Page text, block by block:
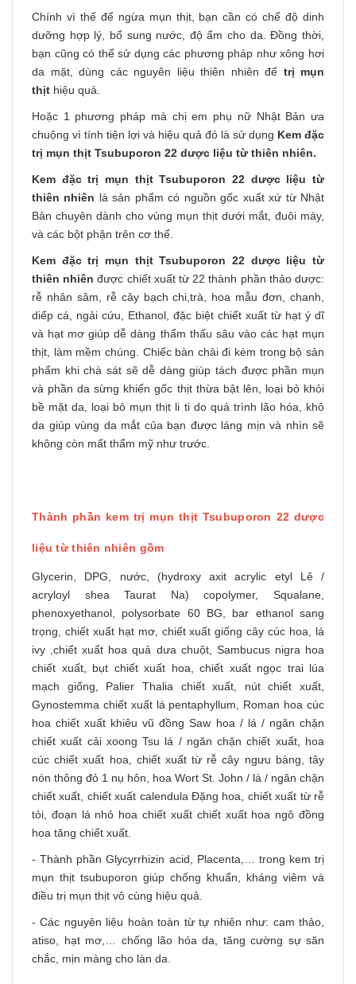
Chính vì thế để ngừa mụn thịt, bạn cần có chế độ dinh
dưỡng hợp lý, bổ sung nước, độ ẩm cho da. Đồng thời,
bạn cũng có thể sử dụng các phương pháp như xông hơi
da mặt, dùng các nguyên liệu thiên nhiên để trị mụn
thịt hiệu quả.
Hoặc 1 phương pháp mà chị em phụ nữ Nhật Bản ưa
chuộng vì tính tiện lợi và hiệu quả đó là sử dụng Kem đặc
trị mụn thịt Tsubuporon 22 dược liệu từ thiên nhiên.
Kem đặc trị mụn thịt Tsubuporon 22 dược liệu từ
thiên nhiên là sản phẩm có nguồn gốc xuất xứ từ Nhật
Bản chuyên dành cho vùng mụn thịt dưới mắt, đuôi mày,
và các bột phận trên cơ thể.
Kem đặc trị mụn thịt Tsubuporon 22 dược liệu từ
thiên nhiênđược chiết xuất từ 22 thành phần thảo dược:
rễ nhân sâm, rễ cây bạch chi,trà, hoa mẫu đơn, chanh,
diếp cá, ngải cứu, Ethanol, đặc biệt chiết xuất từ hạt ý dĩ
và hạt mơ giúp dễ dàng thẩm thấu sâu vào các hạt mụn
thịt, làm mềm chúng. Chiếc bàn chải đi kèm trong bộ sản
phẩm khi chà sát sẽ dễ dàng giúp tách được phần mụn
và phần da sừng khiến gốc thịt thừa bật lên, loại bỏ khỏi
bề mặt da, loại bỏ mụn thịt li ti do quá trình lão hóa, khô
da giúp vùng da mắt của bạn được láng mịn và nhìn sẽ
không còn mất thẩm mỹ như trước.
Thành phần kem trị mụn thịt Tsubuporon 22 dược
liệu từ thiên nhiên gồm
Glycerin, DPG, nước, (hydroxy axit acrylic etyl Lê /
acryloyl shea Taurat Na) copolymer, Squalane,
phenoxyethanol, polysorbate 60 BG, bar ethanol sang
trọng, chiết xuất hạt mơ, chiết xuất giống cây cúc hoa, lá
ivy ,chiết xuất hoa quả dưa chuột, Sambucus nigra hoa
chiết xuất, bụt chiết xuất hoa, chiết xuất ngọc trai lúa
mạch giống, Palier Thalia chiết xuất, nút chiết xuất,
Gynostemma chiết xuất lá pentaphyllum, Roman hoa cúc
hoa chiết xuất khiêu vũ đồng Saw hoa / lá / ngăn chặn
chiết xuất cải xoong Tsu lá / ngăn chặn chiết xuất, hoa
cúc chiết xuất hoa, chiết xuất từ ​​rễ cây ngưu bàng, tây
nón thông đỏ 1 nụ hôn, hoa Wort St. John / lá / ngăn chặn
chiết xuất, chiết xuất calendula Đặng hoa, chiết xuất từ ​​rễ
tỏi, đoạn lá nhỏ hoa chiết xuất chiết xuất hoa ngô đồng
hoa tăng chiết xuất.
- Thành phần Glycyrrhizin acid, Placenta,… trong kem trị
mụn thịt tsubuporon giúp chống khuẩn, kháng viêm và
điều trị mụn thịt vô cùng hiệu quả.
- Các nguyên liệu hoàn toàn từ tự nhiên như: cam thảo,
atiso, hạt mơ,… chống lão hóa da, tăng cường sự săn
chắc, mịn màng cho làn da.